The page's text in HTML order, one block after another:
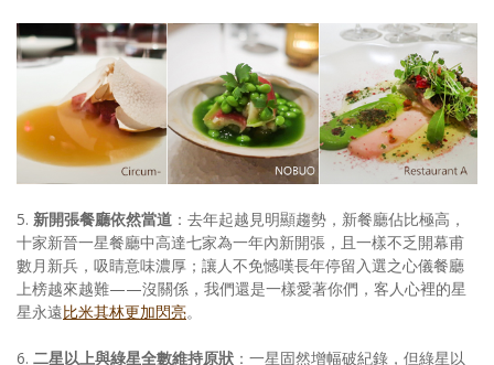
5. 新開張餐廳依然當道 ：去年起越見明顯趨勢，新餐廳佔比極高，
十家新晉一星餐廳中高達七家為一年內新開張，且一樣不乏開幕甫
數月新兵，吸睛意味濃厚；讓人不免憾嘆長年停留入選之心儀餐廳
上榜越來越難——沒關係，我們還是一樣愛著你們，客人心裡的星
星永遠比米其林更加閃亮。
6. 二星以上與綠星全數維持原狀 ：一星固然增幅破紀錄，但綠星以